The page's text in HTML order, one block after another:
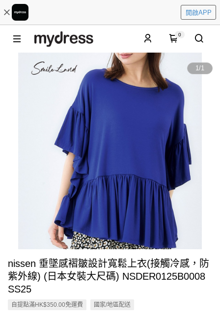
開啟APP
0
1/1
nissen 垂墜感褶皺設計寬鬆上衣(接觸冷感，防
紫外線) (日本女裝大尺碼) NSDER0125B0008
SS25
自提點滿HK$350.00免運費 國家/地區配送